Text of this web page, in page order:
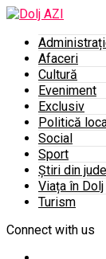
Afaceri
Cultură
Eveniment
Exclusiv
Politică
Social
Sport
Știri din
Viața în Dolj
Turism
Connect with us